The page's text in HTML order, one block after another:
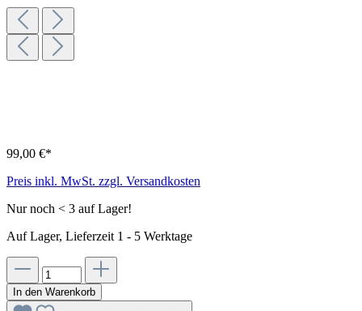
99,00 €*
Preis inkl. MwSt. zzgl. Versandkosten
Nur noch < 3 auf Lager!
Auf Lager, Lieferzeit 1 - 5 Werktage
In den Warenkorb